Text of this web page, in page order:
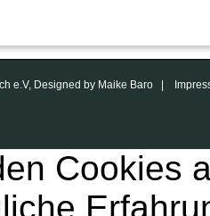
e.V, Designed by Maike Baro |
Cookies